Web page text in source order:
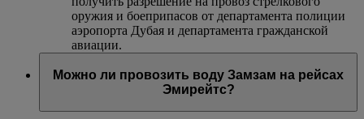
оружия и боеприпасов от департамента полиции
аэропорта Дубая и департамента гражданской
авиации.
Можно ли провозить воду Замзам на рейсах
Эмирейтс?